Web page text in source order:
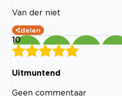
Van der niet
delen
10
Uitmuntend
Geen commentaar